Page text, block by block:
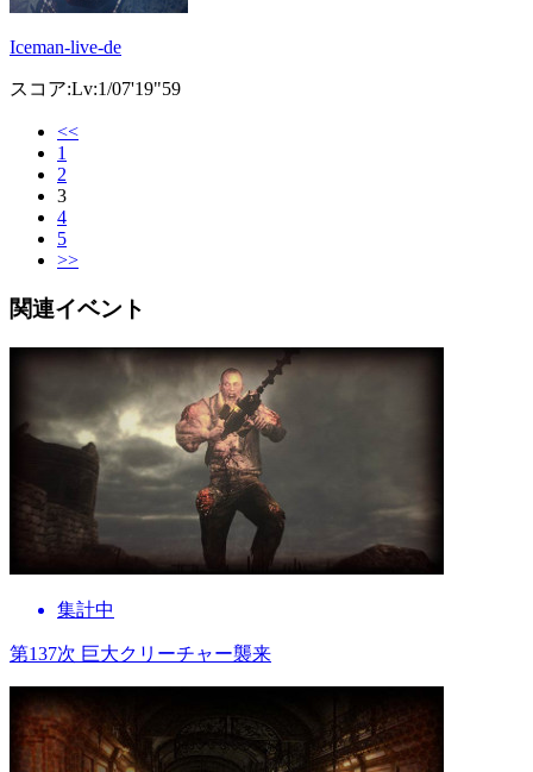
Iceman-live-de
スコア:Lv:1/07'19"59
<<
1
2
3
4
5
>>
関連イベント
集計中
第137次 巨大クリーチャー襲来